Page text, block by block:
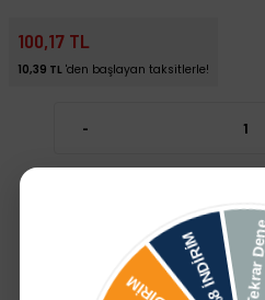
100,17 TL
10,39 TL 'den başlayan taksitlerle!
-